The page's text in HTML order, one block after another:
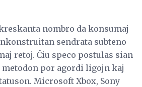
nombro da konsumaj
sendrata subteno
retoj. Ĉiu speco postulas sian
por agordi ligojn kaj
Microsoft Xbox, Sony